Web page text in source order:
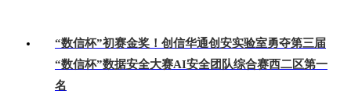
“数信杯”初赛金奖！创信华通创安实验室勇夺第三届
“数信杯”数据安全大赛AI安全团队综合赛西二区第一
名